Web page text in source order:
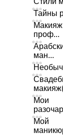
Тайны
проф...
ман...
Мои
Мой